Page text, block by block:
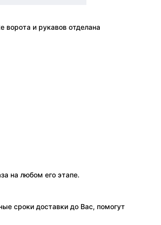
и рукавов отделана
на любом его этапе.
сроки доставки до Вас, помогут